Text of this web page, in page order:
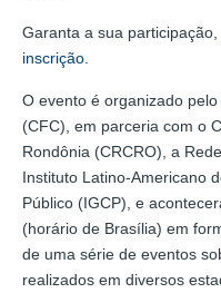
Garanta a sua participação,
inscrição
O evento é organizado
(CFC), em parceria com o
Rondônia (CRCRO), a
Instituto Latino-Americano
Público (IGCP), e
(horário de Brasília) em
de uma série de eventos
realizados em diversos